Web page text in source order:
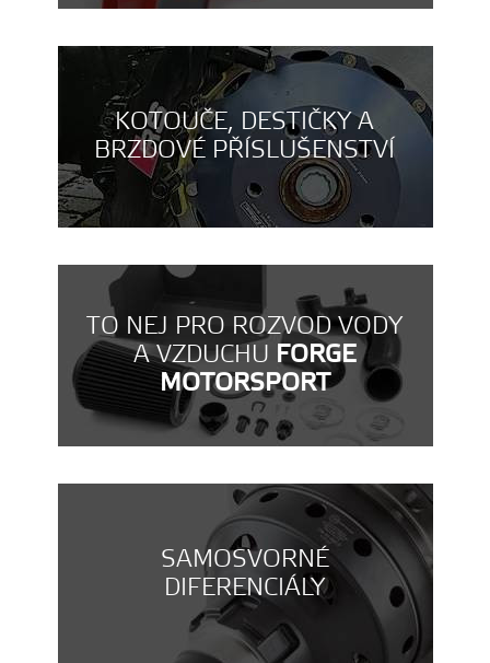
KOTOUČE, DESTIČKY A
BRZDOVÉ PŘÍSLUŠENSTVÍ
TO NEJ PRO ROZVOD VODY
A VZDUCHU FORGE
MOTORSPORT
SAMOSVORNÉ
DIFERENCIÁLY